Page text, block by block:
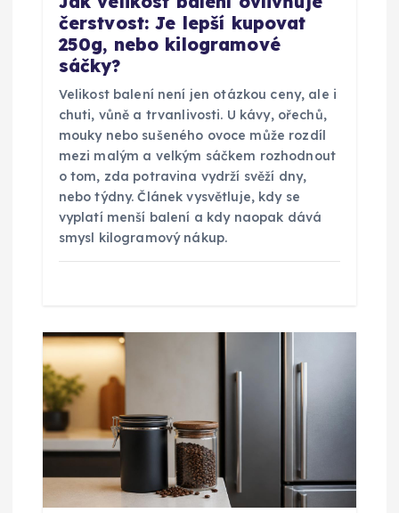
čerstvost: Je lepší kupovat
250g, nebo kilogramové
sáčky?
Velikost balení není jen otázkou ceny, ale i
chuti, vůně a trvanlivosti. U kávy, ořechů,
mouky nebo sušeného ovoce může rozdíl
mezi malým a velkým sáčkem rozhodnout
o tom, zda potravina vydrží svěží dny,
nebo týdny. Článek vysvětluje, kdy se
vyplatí menší balení a kdy naopak dává
smysl kilogramový nákup.